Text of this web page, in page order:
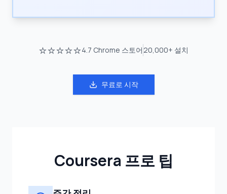
⭐⭐⭐⭐⭐4.7 Chrome 스토어20,000+ 설치
무료로 시작
Coursera 프로 팁